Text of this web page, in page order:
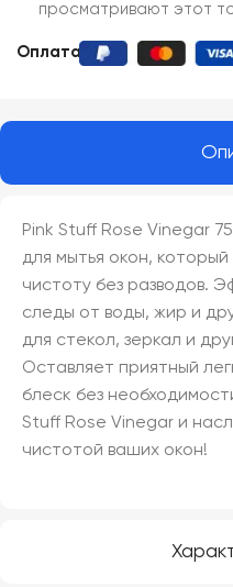
просматривают этот
Оплата:
Pink Stuff Rose Vinegar
для мытья окон,
чистоту без разводов.
следы от воды, жир и
для стекол, зеркал и
Оставляет приятный
блеск без
Stuff Rose Vinegar и
чистотой ваших окон!